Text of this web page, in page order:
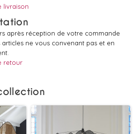
livraison
après réception de votre commande
ne vous convenant pas et en
retour